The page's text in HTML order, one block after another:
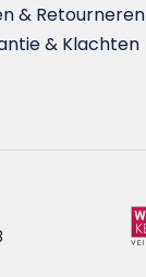
& Retourneren
& Klachten